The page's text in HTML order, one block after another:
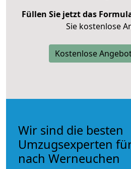
Füllen Sie jetzt das
Sie kostenlose
Kostenlose
Wir sind die besten
Umzugsexperten
nach Werneuchen